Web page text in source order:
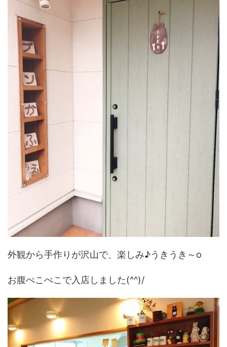
外観から手作りが沢山で、楽しみ♪うきうき～o
お腹ぺこぺこで入店しました(^^)/